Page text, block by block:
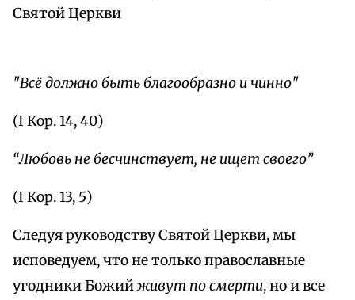
Святой Церкви
"Всё должно быть благообразно и чинно"
(I Кор. 14, 40)
“Любовь не бесчинствует, не ищет своего”
(I Кор. 13, 5)
Следуя руководству Святой Церкви, мы
исповедуем, что не только православные
угодники Божийживут по смерти, но и все